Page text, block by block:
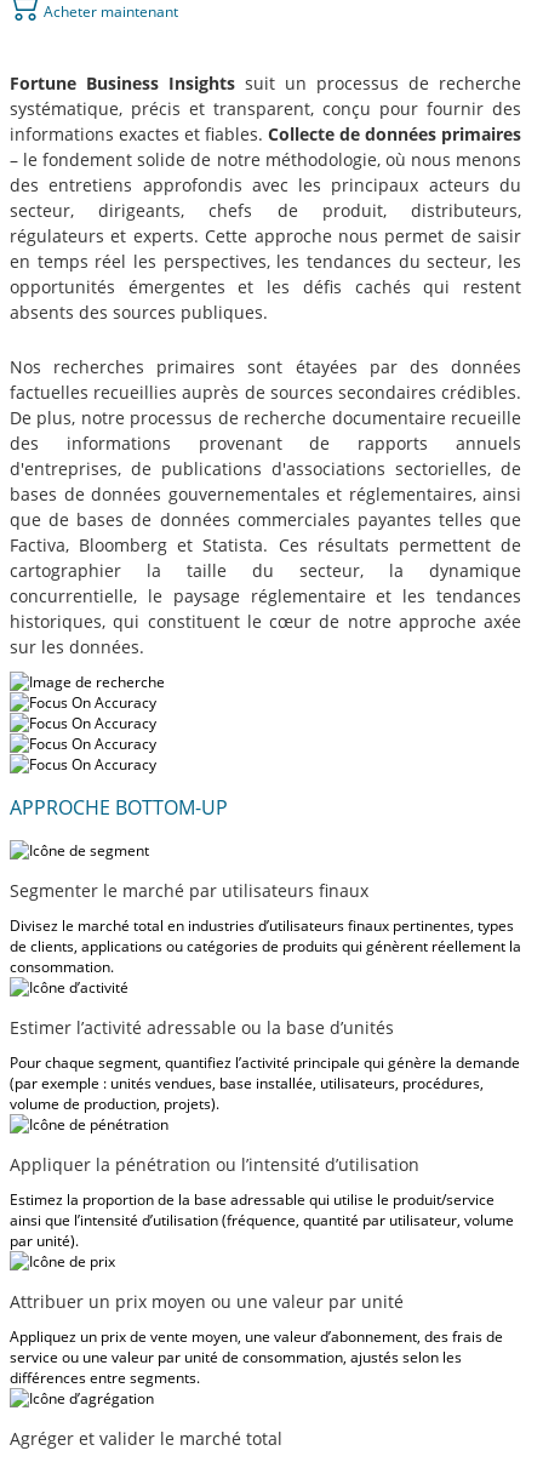
Acheter maintenant
Fortune Business Insights suit un processus de recherche
systématique, précis et transparent, conçu pour fournir des
informations exactes et fiables. Collecte de données primaires
– le fondement solide de notre méthodologie, où nous menons
des entretiens approfondis avec les principaux acteurs du
secteur, dirigeants, chefs de produit, distributeurs,
régulateurs et experts. Cette approche nous permet de saisir
en temps réel les perspectives, les tendances du secteur, les
opportunités émergentes et les défis cachés qui restent
absents des sources publiques.
Nos recherches primaires sont étayées par des données
factuelles recueillies auprès de sources secondaires crédibles.
De plus, notre processus de recherche documentaire recueille
des informations provenant de rapports annuels
d'entreprises, de publications d'associations sectorielles, de
bases de données gouvernementales et réglementaires, ainsi
que de bases de données commerciales payantes telles que
Factiva, Bloomberg et Statista. Ces résultats permettent de
cartographier la taille du secteur, la dynamique
concurrentielle, le paysage réglementaire et les tendances
historiques, qui constituent le cœur de notre approche axée
sur les données.
APPROCHE BOTTOM-UP
Segmenter le marché par utilisateurs finaux
Divisez le marché total en industries d’utilisateurs finaux pertinentes, types
de clients, applications ou catégories de produits qui génèrent réellement la
consommation.
Estimer l’activité adressable ou la base d’unités
Pour chaque segment, quantifiez l’activité principale qui génère la demande
(par exemple : unités vendues, base installée, utilisateurs, procédures,
volume de production, projets).
Appliquer la pénétration ou l’intensité d’utilisation
Estimez la proportion de la base adressable qui utilise le produit/service
ainsi que l’intensité d’utilisation (fréquence, quantité par utilisateur, volume
par unité).
Attribuer un prix moyen ou une valeur par unité
Appliquez un prix de vente moyen, une valeur d’abonnement, des frais de
service ou une valeur par unité de consommation, ajustés selon les
différences entre segments.
Agréger et valider le marché total